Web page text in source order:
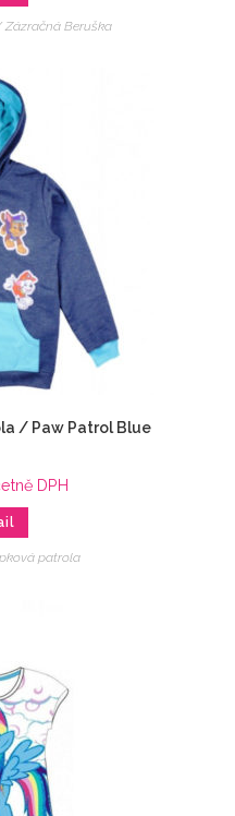
Beruška
/ Paw Patrol Blue
DPH
patrola